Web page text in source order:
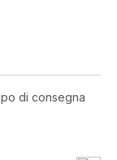
di consegna